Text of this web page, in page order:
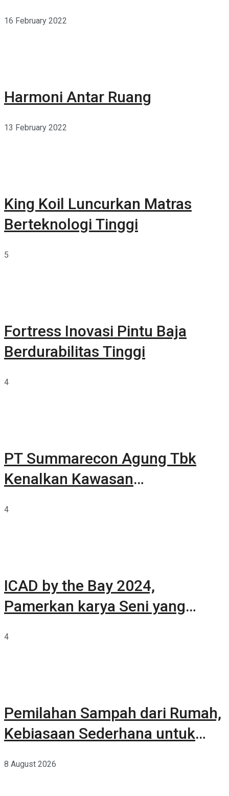
16 February 2022
Harmoni Antar Ruang
13 February 2022
King Koil Luncurkan Matras
Berteknologi Tinggi
5
Fortress Inovasi Pintu Baja
Berdurabilitas Tinggi
4
PT Summarecon Agung Tbk
Kenalkan Kawasan
4
ICAD by the Bay 2024,
Pamerkan karya Seni yang
4
Pemilahan Sampah dari Rumah,
Kebiasaan Sederhana untuk
8 August 2026